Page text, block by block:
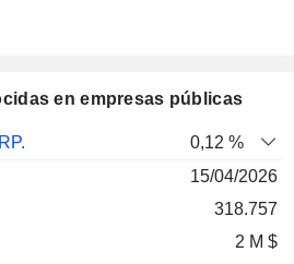
en empresas públicas
valoración
0,12 %
15/04/2026
318.757
2 M $